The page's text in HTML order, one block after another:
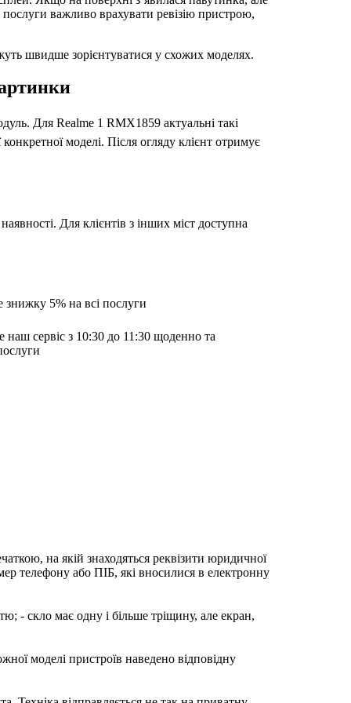
важливо врахувати ревізію пристрою,
швидше зорієнтуватися у схожих моделях.
Для Realme 1 RMX1859 актуальні такі
моделі. Після огляду клієнт отримує
Для клієнтів з інших міст доступна
знижку 5% на всі послуги
наш сервіс з 10:30 до 11:30 щоденно та
на якій знаходяться реквізити юридичної
телефону або ПІБ, які вносилися в електронну
- скло має одну і більше тріщину, але екран,
моделі пристроїв наведено відповідну